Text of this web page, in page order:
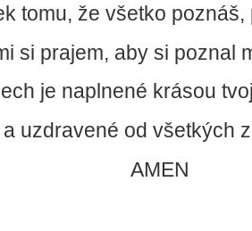
tomu, že všetko poznáš,
si prajem, aby si poznal
je naplnené krásou
a uzdravené od všetkých
AMEN